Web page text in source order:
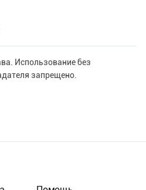
Использование без
запрещено.